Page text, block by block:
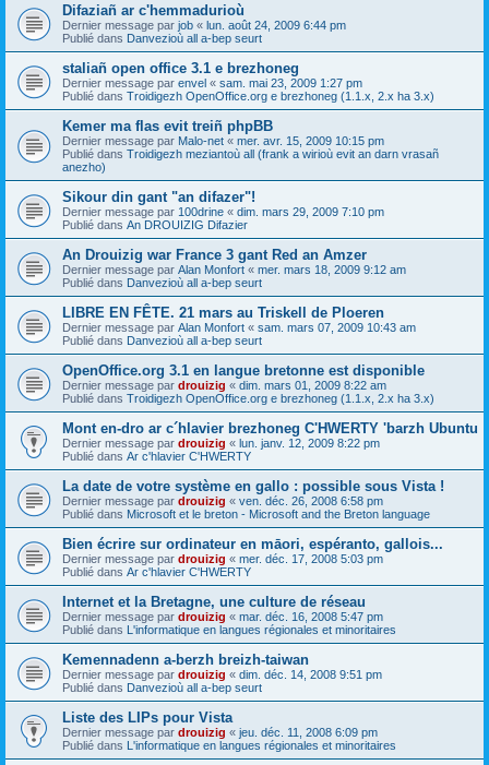
Difaziañ ar c'hemmadurioù
Dernier message par job « lun. août 24, 2009 6:44 pm
Publié dans Danvezioù all a-bep seurt
staliañ open office 3.1 e brezhoneg
Dernier message par envel « sam. mai 23, 2009 1:27 pm
Publié dans Troidigezh OpenOffice.org e brezhoneg (1.1.x, 2.x ha 3.x)
Kemer ma flas evit treiñ phpBB
Dernier message par Malo-net « mer. avr. 15, 2009 10:15 pm
Publié dans Troidigezh meziantoù all (frank a wirioù evit an darn vrasañ
anezho)
Sikour din gant "an difazer"!
Dernier message par 100drine « dim. mars 29, 2009 7:10 pm
Publié dans An DROUIZIG Difazier
An Drouizig war France 3 gant Red an Amzer
Dernier message par Alan Monfort « mer. mars 18, 2009 9:12 am
Publié dans Danvezioù all a-bep seurt
LIBRE EN FÊTE. 21 mars au Triskell de Ploeren
Dernier message par Alan Monfort « sam. mars 07, 2009 10:43 am
Publié dans Danvezioù all a-bep seurt
OpenOffice.org 3.1 en langue bretonne est disponible
Dernier message par drouizig « dim. mars 01, 2009 8:22 am
Publié dans Troidigezh OpenOffice.org e brezhoneg (1.1.x, 2.x ha 3.x)
Mont en-dro ar c´hlavier brezhoneg C'HWERTY 'barzh Ubuntu
Dernier message par drouizig « lun. janv. 12, 2009 8:22 pm
Publié dans Ar c'hlavier C'HWERTY
La date de votre système en gallo : possible sous Vista !
Dernier message par drouizig « ven. déc. 26, 2008 6:58 pm
Publié dans Microsoft et le breton - Microsoft and the Breton language
Bien écrire sur ordinateur en māori, espéranto, gallois...
Dernier message par drouizig « mer. déc. 17, 2008 5:03 pm
Publié dans Ar c'hlavier C'HWERTY
Internet et la Bretagne, une culture de réseau
Dernier message par drouizig « mar. déc. 16, 2008 5:47 pm
Publié dans L'informatique en langues régionales et minoritaires
Kemennadenn a-berzh breizh-taiwan
Dernier message par drouizig « dim. déc. 14, 2008 9:51 pm
Publié dans Danvezioù all a-bep seurt
Liste des LIPs pour Vista
Dernier message par drouizig « jeu. déc. 11, 2008 6:09 pm
Publié dans L'informatique en langues régionales et minoritaires